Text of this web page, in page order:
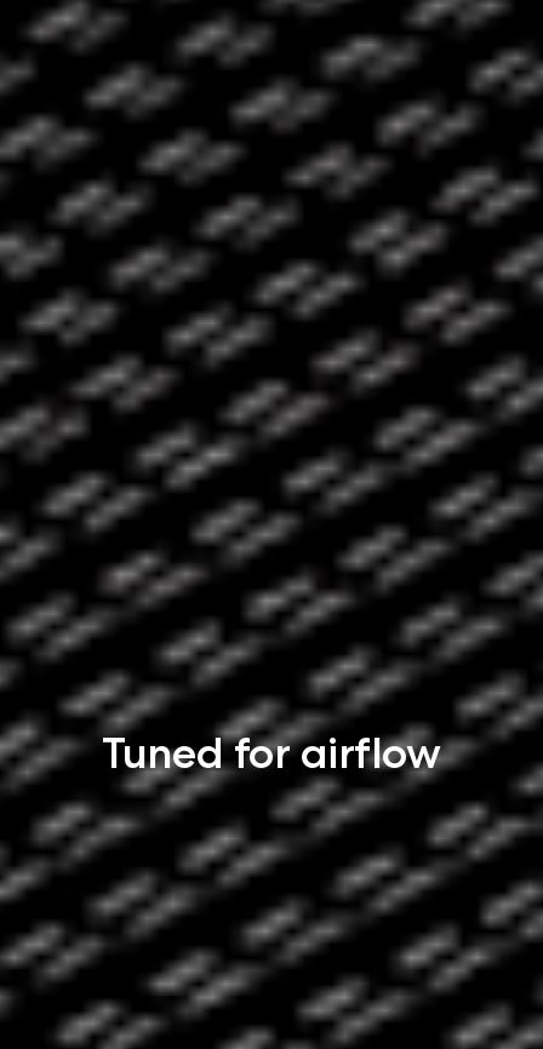
Tuned for airflow